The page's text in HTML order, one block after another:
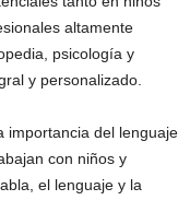
altamente
psicología y
y personalizado.
importancia del lenguaje
con niños y
el lenguaje y la